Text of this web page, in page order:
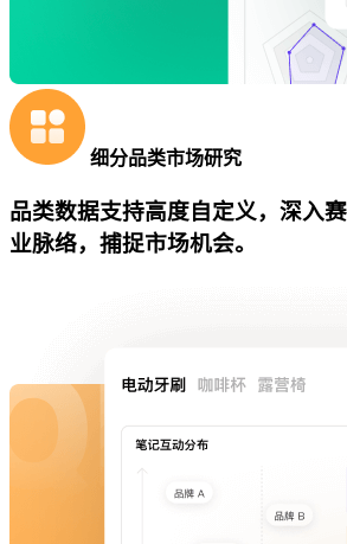
细分品类市场研究
品类数据支持高度自定义，深入
业脉络，捕捉市场机会。